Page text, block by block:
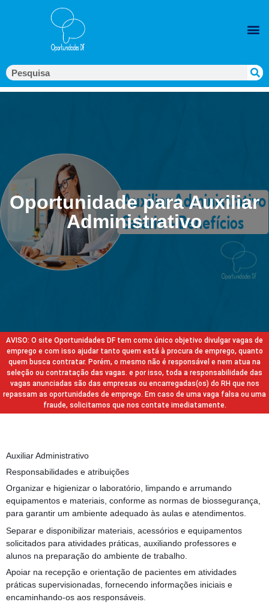
Oportunidade para Auxiliar
Administrativo
AVISO: O site Oportunidades DF tem como único objetivo divulgar vagas de
emprego e com isso ajudar tanto quem está à procura de emprego, quanto
quem busca contratar. Porém, o mesmo não é responsável e nem atua na
seleção ou contratação das vagas. e por isso, toda a responsabilidade das
vagas anunciadas são das empresas ou encarregadas(os) do RH que nos
repassam as oportunidades de emprego. Em caso de uma vaga falsa ou uma
fraude, solicitamos que nos contate imediatamente.
Auxiliar Administrativo
Responsabilidades e atribuições
Organizar e higienizar o laboratório, limpando e arrumando
equipamentos e materiais, conforme as normas de biossegurança,
para garantir um ambiente adequado às aulas e atendimentos.
Separar e disponibilizar materiais, acessórios e equipamentos
solicitados para atividades práticas, auxiliando professores e
alunos na preparação do ambiente de trabalho.
Apoiar na recepção e orientação de pacientes em atividades
práticas supervisionadas, fornecendo informações iniciais e
encaminhando-os aos responsáveis.